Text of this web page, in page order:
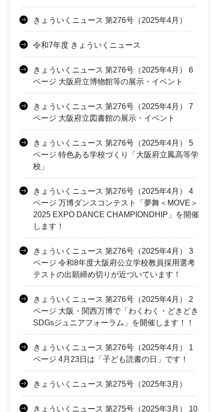
きょういくニュース 第276号（2025年4月）
令和7年度 きょういくニュース
きょういくニュース 第276号（2025年4月） 6
ページ 大阪府立博物館等の展示・イベント
きょういくニュース 第276号（2025年4月） 7
ページ 大阪府立図書館の展示・イベント
きょういくニュース 第276号（2025年4月） 5
ページ 特色ある学校づくり「大阪府立鳳高等学
校」
きょういくニュース 第276号（2025年4月） 4
ページ 万博ダンスコンテスト「夢舞＜MOVE＞
2025 EXPO DANCE CHAMPIONDHIP」を開催
します！
きょういくニュース 第276号（2025年4月） 3
ページ 令和8年度大阪府公立学校教員採用選考
テストの出願締め切りが近づいています！
きょういくニュース 第276号（2025年4月） 2
ページ 大阪・関西万博で「わくわく・どきどき
SDGsジュニアフォーラム」を開催します！！
きょういくニュース 第276号（2025年4月） 1
ページ 4月23日は「子ども読書の日」です！
きょういくニュース 第275号（2025年3月）
きょういくニュース 第275号（2025年3月） 10